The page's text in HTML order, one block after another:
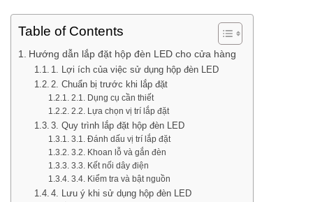
Table of Contents
Hướng dẫn lắp đặt hộp đèn LED cho cửa hàng
1. Lợi ích của việc sử dụng hộp đèn LED
2. Chuẩn bị trước khi lắp đặt
2.1. Dụng cụ cần thiết
2.2. Lựa chọn vị trí lắp đặt
3. Quy trình lắp đặt hộp đèn LED
3.1. Đánh dấu vị trí lắp đặt
3.2. Khoan lỗ và gắn đèn
3.3. Kết nối dây điện
3.4. Kiểm tra và bật nguồn
4. Lưu ý khi sử dụng hộp đèn LED